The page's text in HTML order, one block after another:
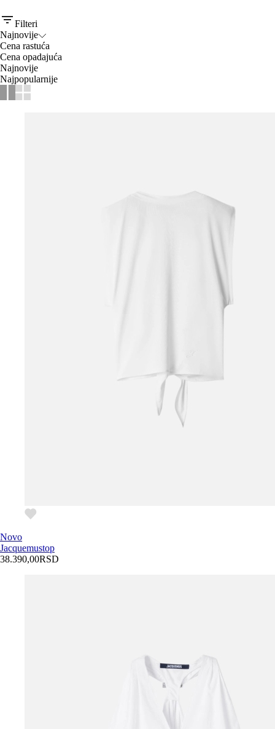
Filteri
Najnovije
Cena rastuća
Cena opadajuća
Najnovije
Najpopularnije
Novo
Jacquemustop
38.390,00RSD